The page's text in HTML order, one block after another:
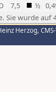
7,5 ½
Sie wurde auf
Herzog,